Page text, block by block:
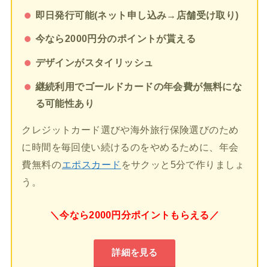
即日発行可能(ネット申し込み→店舗受け取り)
今なら2000円分のポイントが貰える
デザインがスタイリッシュ
継続利用でゴールドカードの年会費が無料にな
る可能性あり
クレジットカード選びや海外旅行保険選びのため
に時間を毎回使い続けるのをやめるために、年会
費無料のエポスカード をサクッと5分で作りましょ
う。
＼今なら2000円分ポイントもらえる／
詳細を見る